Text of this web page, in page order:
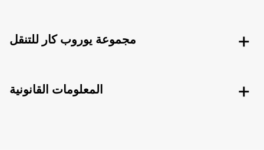
مجموعة يوروب كار للتنقل
المعلومات القانونية